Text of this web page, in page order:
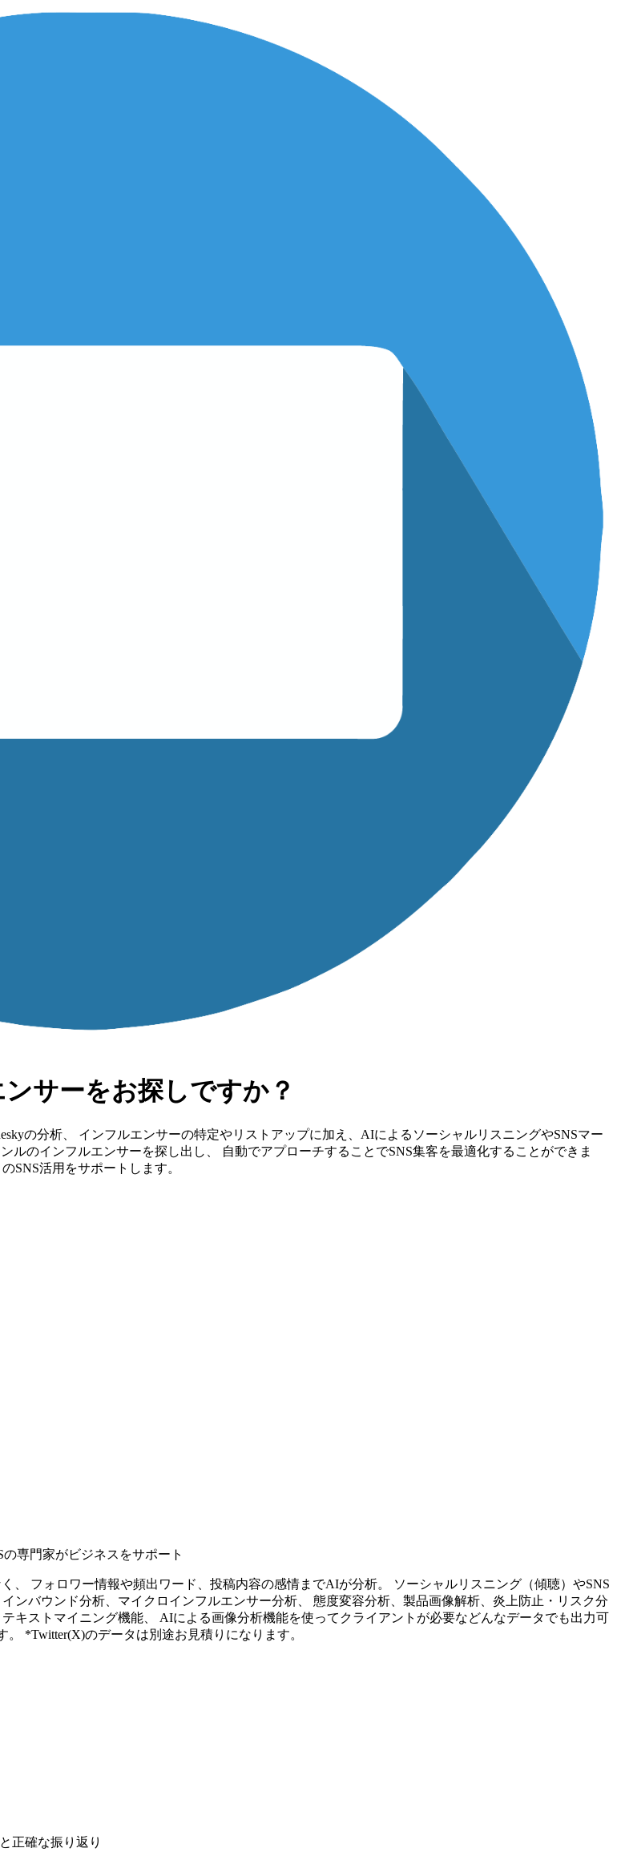
サーをお探しですか？
の分析、 インフルエンサーの特定やリストアップに加え、AIによるソーシャルリスニングやSNSマー
のインフルエンサーを探し出し、 自動でアプローチすることでSNS集客を最適化することができま
SNS活用をサポートします。
専門家がビジネスをサポート
、 フォロワー情報や頻出ワード、投稿内容の感情までAIが分析。 ソーシャルリスニング（傾聴）やSNS
ンバウンド分析、マイクロインフルエンサー分析、 態度変容分析、製品画像解析、炎上防止・リスク分
キストマイニング機能、 AIによる画像分析機能を使ってクライアントが必要などんなデータでも出力可
*Twitter(X)のデータは別途お見積りになります。
正確な振り返り